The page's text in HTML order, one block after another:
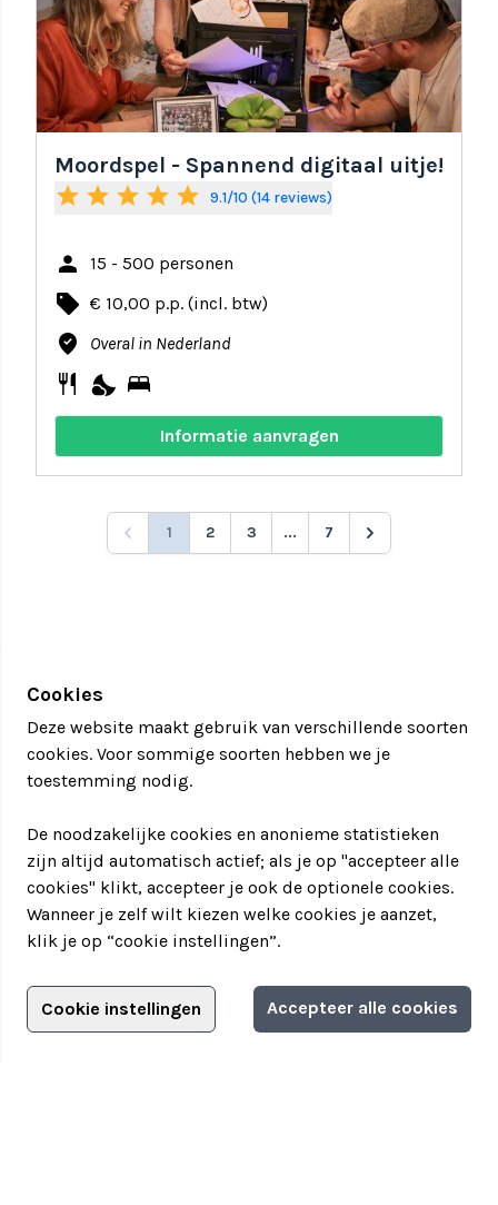
Filter jouw teamuitstapje!
Moordspel - Spannend digitaal uitje!
star star star star star 9.1/10 (14 reviews)
person 15 - 500 personen
local_offer € 10,00 p.p. (incl. btw)
where_to_vote Overal in Nederland
restaurant nights_stay bed
Informatie aanvragen
1 2 3 ... 7
Adverteren?
Adverteerdersopties
Cookies
Deze website maakt gebruik van verschillende soorten
cookies. Voor sommige soorten hebben we je
toestemming nodig.
De noodzakelijke cookies en anonieme statistieken
zijn altijd automatisch actief; als je op "accepteer alle
cookies" klikt, accepteer je ook de optionele cookies.
Wanneer je zelf wilt kiezen welke cookies je aanzet,
klik je op “cookie instellingen”.
Cookie instellingen Accepteer alle cookies